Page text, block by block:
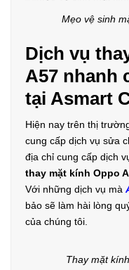
Mẹo vệ sinh
Dịch vụ
A57 nhanh
tại Asmart
Hiện nay trên thị
cung cấp dịch vụ sửa
địa chỉ cung cấp dịch
thay mặt kính Oppo
Với những dịch vụ mà
bảo sẽ làm hài lòng
của chúng tôi.
Thay mặt